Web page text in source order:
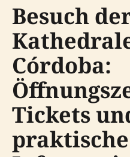
Besuch
Córdoba:
Tickets
praktische